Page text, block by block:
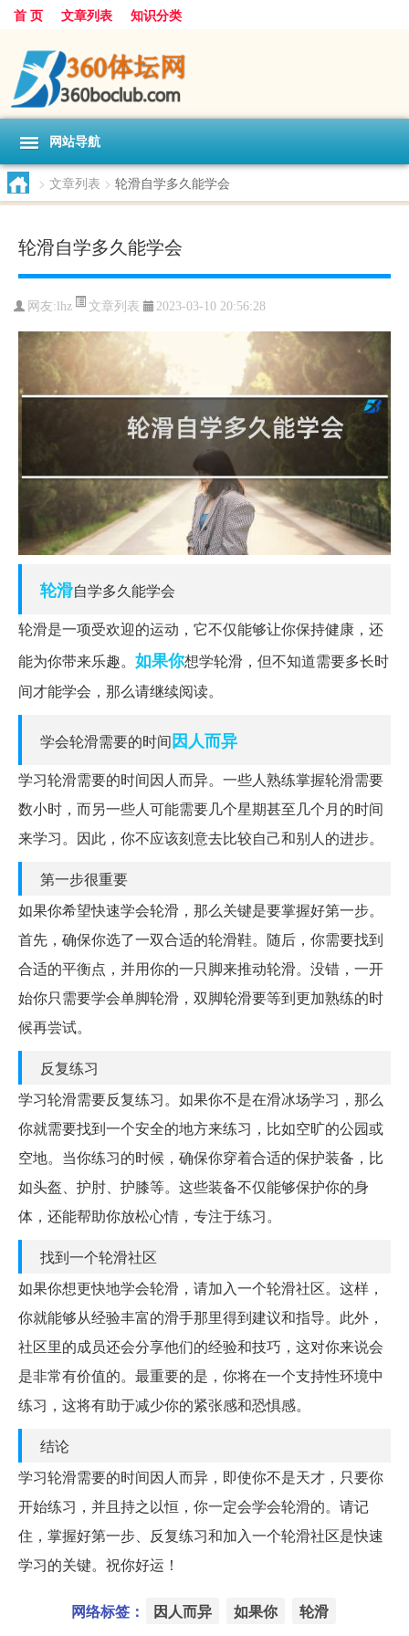
首 页 文章列表 知识分类
网站导航
> 文章列表 > 轮滑自学多久能学会
轮滑自学多久能学会
网友: lhz 文章列表 2023-03-10 20:56:28
轮滑自学多久能学会
轮滑是一项受欢迎的运动，它不仅能够让你保持健康，还
能为你带来乐趣。 如果你想学轮滑，但不知道需要多长时
间才能学会，那么请继续阅读。
学会轮滑需要的时间因人而异
学习轮滑需要的时间因人而异。一些人熟练掌握轮滑需要
数小时，而另一些人可能需要几个星期甚至几个月的时间
来学习。因此，你不应该刻意去比较自己和别人的进步。
第一步很重要
如果你希望快速学会轮滑，那么关键是要掌握好第一步。
首先，确保你选了一双合适的轮滑鞋。随后，你需要找到
合适的平衡点，并用你的一只脚来推动轮滑。没错，一开
始你只需要学会单脚轮滑，双脚轮滑要等到更加熟练的时
候再尝试。
反复练习
学习轮滑需要反复练习。如果你不是在滑冰场学习，那么
你就需要找到一个安全的地方来练习，比如空旷的公园或
空地。当你练习的时候，确保你穿着合适的保护装备，比
如头盔、护肘、护膝等。这些装备不仅能够保护你的身
体，还能帮助你放松心情，专注于练习。
找到一个轮滑社区
如果你想更快地学会轮滑，请加入一个轮滑社区。这样，
你就能够从经验丰富的滑手那里得到建议和指导。此外，
社区里的成员还会分享他们的经验和技巧，这对你来说会
是非常有价值的。最重要的是，你将在一个支持性环境中
练习，这将有助于减少你的紧张感和恐惧感。
结论
学习轮滑需要的时间因人而异，即使你不是天才，只要你
开始练习，并且持之以恒，你一定会学会轮滑的。请记
住，掌握好第一步、反复练习和加入一个轮滑社区是快速
学习的关键。祝你好运！
网络标签： 因人而异 如果你 轮滑